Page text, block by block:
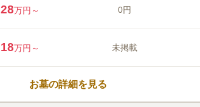
28万円～ 0円
18万円～ 未掲載
お墓の詳細を見る